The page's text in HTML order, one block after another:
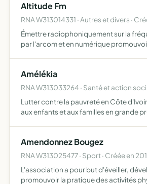
Altitude Fm
RNA W313014331 · Autres et divers ·
Émettre radiophoniquement sur la
par l'arcom et en numérique
région de…
Amélékia
RNA W313033264 · Santé et action
Lutter contre la pauvreté en Côte
aux enfants et aux familles en grande
Amendonnez Bougez
RNA W313025477 · Sport · Créée en
L'association a pour but d'éveiller,
promouvoir la pratique des activités